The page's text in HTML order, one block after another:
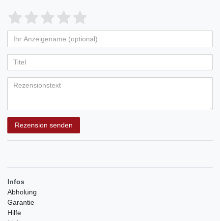
Bewertungssterne
von
5
Bewertungssternen
4
von
5
Bewertungssternen
3
von
5
Bewertungssternen
2
von
5
Bewertungssternen
1
von
5
Bewertungssternen
Anzeigename
(optional)
Rezension senden
Infos
Abholung
Garantie
Hilfe